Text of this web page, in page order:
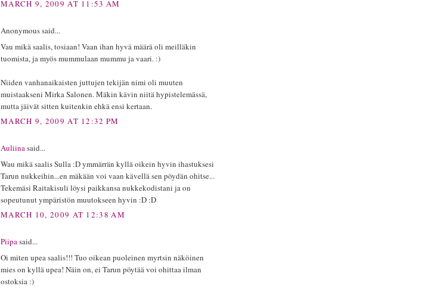
MARCH 9, 2009 AT 11:53 AM
Anonymous said...
Vau mikä saalis, tosiaan! Vaan ihan hyvä määrä oli meilläkin
tuomista, ja myös mummulaan mummu ja vaari. :)
Niiden vanhanaikaisten juttujen tekijän nimi oli muuten
muistaakseni Mirka Salonen. Mäkin kävin niitä hypistelemässä,
mutta jäivät sitten kuitenkin ehkä ensi kertaan.
MARCH 9, 2009 AT 12:32 PM
Auliinasaid...
Wau mikä saalis Sulla :D ymmärrän kyllä oikein hyvin ihastuksesi
Tarun nukkeihin...en mäkään voi vaan kävellä sen pöydän ohitse...
Tekemäsi Raitakisuli löysi paikkansa nukkekodistani ja on
sopeutunut ympäristön muutokseen hyvin :D :D
MARCH 10, 2009 AT 12:38 AM
Piipasaid...
Oi miten upea saalis!!! Tuo oikean puoleinen myrtsin näköinen
mies on kyllä upea! Näin on, ei Tarun pöytää voi ohittaa ilman
ostoksia :)